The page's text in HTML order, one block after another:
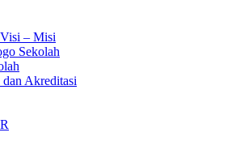
– Misi
Sekolah
Akreditasi